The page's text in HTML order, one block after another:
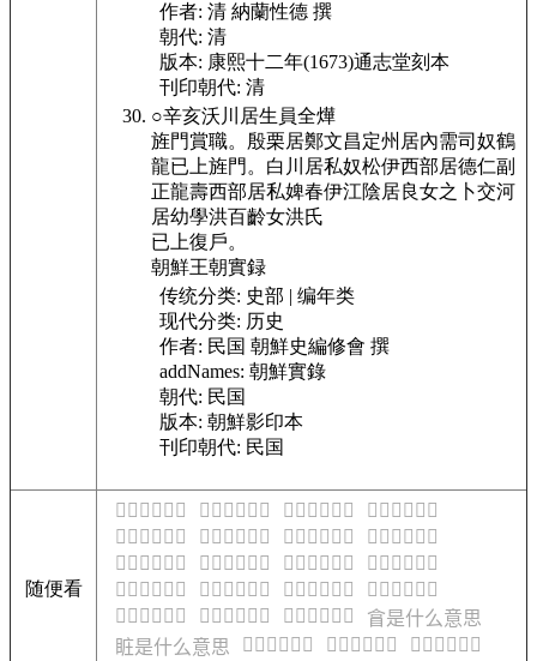
作者: 清 納蘭性德 撰
朝代: 清
版本: 康熙十二年(1673)通志堂刻本
刊印朝代: 清
○辛亥沃川居生員全燁
旌門賞職。殷栗居鄭文昌定州居內需司奴鶴
龍已上旌門。白川居私奴松伊西部居德仁副
正龍壽西部居私婢春伊江陰居良女之卜交河
居幼學洪百齡女洪氏
已上復戶。
朝鮮王朝實録
传统分类: 史部 | 编年类
现代分类: 历史
作者: 民国 朝鮮史編修會 撰
addNames: 朝鮮實錄
朝代: 民国
版本: 朝鮮影印本
刊印朝代: 民国
随便看
𥅪是什么意思 𥅫是什么意思 𥅬是什么意思
𥅭是什么意思
𥅮是什么意思
𥅯是什么意思 𥅰是什么意思
𥅱是什么意思
𥅲是什么意思
𥅳是什么意思 𥅴是什么意思
𥅵是什么意思
𥅶是什么意思
𥅷是什么意思 𥅸是什么意思
𥅹是什么意思
𥅺是什么意思
𥅻是什么意思 𥅼是什么意思
𥅽是什么意思
𥅾是什么意思
𥅿是什么意思 𥆀是什么意思 𥆁是什么意思